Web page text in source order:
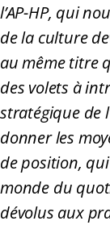
l’AP-HP, qui
de la culture
au même titre
des volets à
stratégique de
donner les
de position,
monde du
dévolus aux